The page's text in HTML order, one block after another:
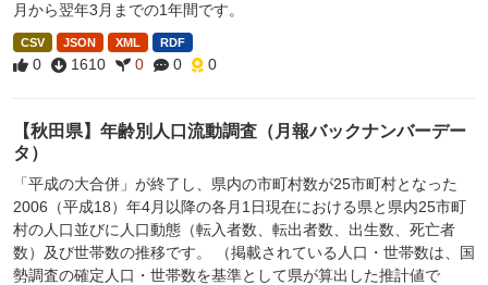
月から翌年3月までの1年間です。
CSV JSON XML RDF
0 1610 0 0 0
【秋田県】年齢別人口流動調査（月報バックナンバーデー
タ）
「平成の大合併」が終了し、県内の市町村数が25市町村となった
2006（平成18）年4月以降の各月1日現在における県と県内25市町
村の人口並びに人口動態（転入者数、転出者数、出生数、死亡者
数）及び世帯数の推移です。 （掲載されている人口・世帯数は、国
勢調査の確定人口・世帯数を基準として県が算出した推計値で